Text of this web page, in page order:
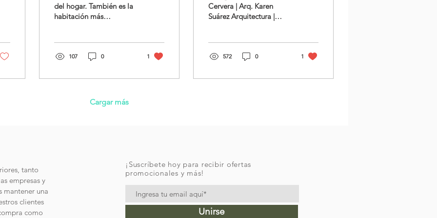
UN HOGAR ¡WOW!
del hogar. También es la
habitación más
reunir...
107 0 1
Cervera | Arq. Karen
Suárez Arquitectura |
este tamaño...
572 0 1
Cargar más
tanto
empresas y
mantener una
clientes
como
¡Suscríbete hoy para recibir ofertas
promocionales y más!
Unirse